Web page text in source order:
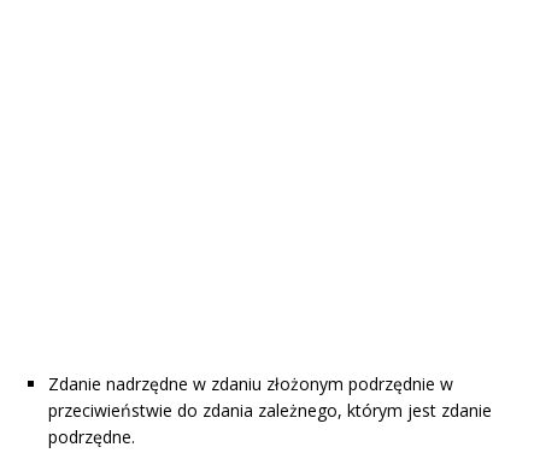
Zdanie nadrzędne w zdaniu złożonym podrzędnie w
przeciwieństwie do zdania zależnego, którym jest zdanie
podrzędne.